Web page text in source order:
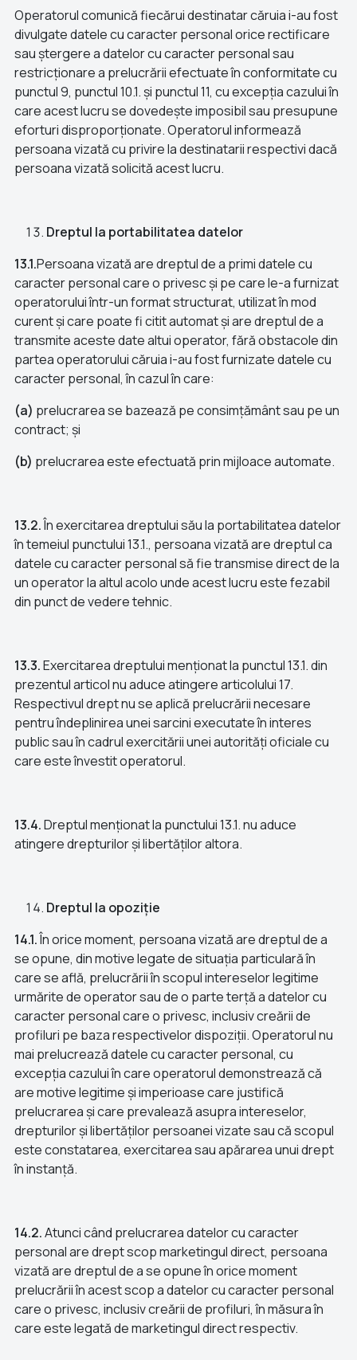
Operatorul comunică fiecărui destinatar căruia i-au fost
divulgate datele cu caracter personal orice rectificare
sau ștergere a datelor cu caracter personal sau
restricționare a prelucrării efectuate în conformitate cu
punctul 9, punctul 10.1. și punctul 11, cu excepția cazului în
care acest lucru se dovedește imposibil sau presupune
eforturi disproporționate. Operatorul informează
persoana vizată cu privire la destinatarii respectivi dacă
persoana vizată solicită acest lucru.
Dreptul la portabilitatea datelor
13.1.Persoana vizată are dreptul de a primi datele cu
caracter personal care o privesc și pe care le-a furnizat
operatorului într-un format structurat, utilizat în mod
curent și care poate fi citit automat și are dreptul de a
transmite aceste date altui operator, fără obstacole din
partea operatorului căruia i-au fost furnizate datele cu
caracter personal, în cazul în care:
(a) prelucrarea se bazează pe consimțământ sau pe un
contract; și
(b) prelucrarea este efectuată prin mijloace automate.
13.2.În exercitarea dreptului său la portabilitatea datelor
în temeiul punctului 13.1., persoana vizată are dreptul ca
datele cu caracter personal să fie transmise direct de la
un operator la altul acolo unde acest lucru este fezabil
din punct de vedere tehnic.
13.3.Exercitarea dreptului menționat la punctul 13.1. din
prezentul articol nu aduce atingere articolului 17.
Respectivul drept nu se aplică prelucrării necesare
pentru îndeplinirea unei sarcini executate în interes
public sau în cadrul exercitării unei autorități oficiale cu
care este învestit operatorul.
13.4.Dreptul menționat la punctului 13.1. nu aduce
atingere drepturilor și libertăților altora.
Dreptul la opoziție
14.1.În orice moment, persoana vizată are dreptul de a
se opune, din motive legate de situația particulară în
care se află, prelucrării în scopul intereselor legitime
urmărite de operator sau de o parte terță a datelor cu
caracter personal care o privesc, inclusiv creării de
profiluri pe baza respectivelor dispoziții. Operatorul nu
mai prelucrează datele cu caracter personal, cu
excepția cazului în care operatorul demonstrează că
are motive legitime și imperioase care justifică
prelucrarea și care prevalează asupra intereselor,
drepturilor și libertăților persoanei vizate sau că scopul
este constatarea, exercitarea sau apărarea unui drept
în instanță.
14.2.Atunci când prelucrarea datelor cu caracter
personal are drept scop marketingul direct, persoana
vizată are dreptul de a se opune în orice moment
prelucrării în acest scop a datelor cu caracter personal
care o privesc, inclusiv creării de profiluri, în măsura în
care este legată de marketingul direct respectiv.